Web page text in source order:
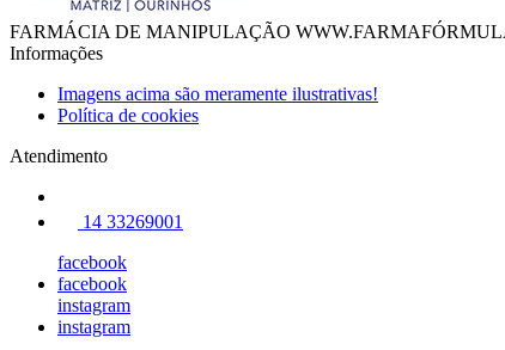
FARMÁCIA DE MANIPULAÇÃO
Informações
Imagens acima são meramente ilustrativas!
Política de cookies
Atendimento
14 33269001
facebook
facebook
instagram
instagram